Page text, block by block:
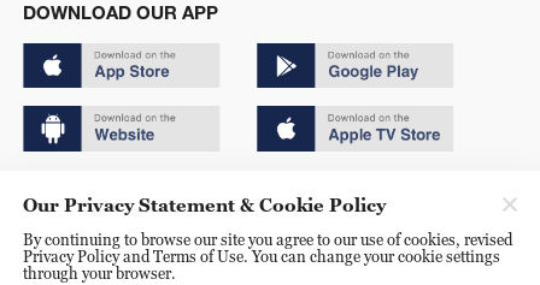
DOWNLOAD OUR APP
京ICP备20000184号
京公网安备 11010502050052号
Our Privacy Statement & Cookie Policy
By continuing to browse our site you agree to our use of cookies, revised
Privacy Policy and Terms of Use. You can change your cookie settings
through your browser.